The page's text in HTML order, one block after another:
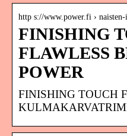
http s://www.power.fi ›
FINISHING
FLAWLESS
POWER
FINISHING TOUCH